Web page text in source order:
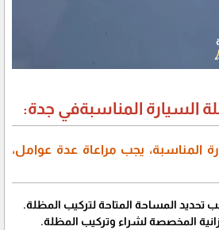
السيارة المناسبةفي جدة:
المناسبة، يجب مراعاة عدة عوامل،
تحديد المساحة المتاحة لتركيب المظلة.
المخصصة لشراء وتركيب المظلة.